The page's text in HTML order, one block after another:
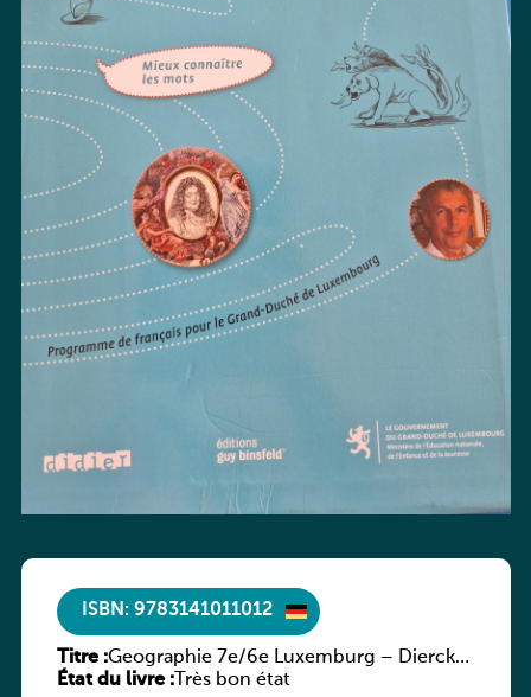
ISBN: 9783141011012
Titre :Geographie 7e/6e Luxemburg – Diercke
Praxis
État du livre :Très bon état